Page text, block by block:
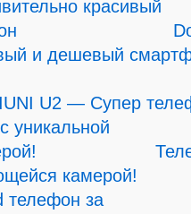
и дешевый
IUNI U2 — Супер
камерой!